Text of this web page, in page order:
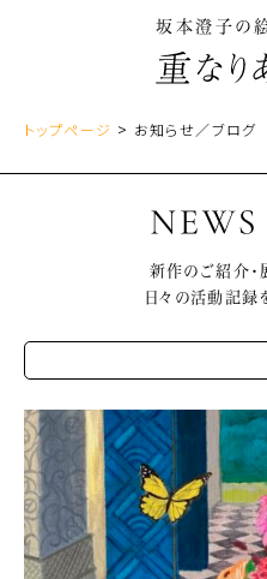
坂本澄子の
トップページ > お知らせ／ブログ
新作のご紹介・
日々の活動記録